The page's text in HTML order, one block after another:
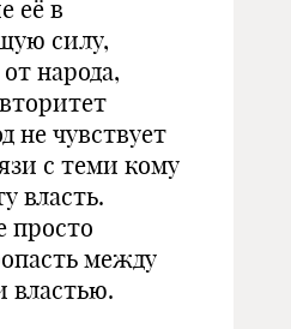
её в
силу,
народа,
не чувствует
с теми кому
власть.
просто
между
властью.